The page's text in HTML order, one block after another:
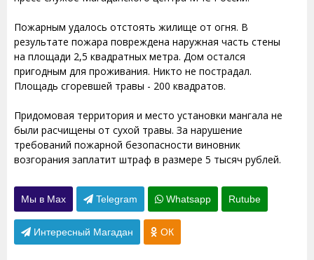
Пожарным удалось отстоять жилище от огня. В
результате пожара повреждена наружная часть стены
на площади 2,5 квадратных метра. Дом остался
пригодным для проживания. Никто не пострадал.
Площадь сгоревшей травы - 200 квадратов.
Придомовая территория и место установки мангала не
были расчищены от сухой травы. За нарушение
требований пожарной безопасности виновник
возгорания заплатит штраф в размере 5 тысяч рублей.
Мы в Max Telegram Whatsapp Rutube
Интересный Магадан ОК